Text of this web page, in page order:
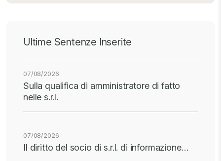
Ultime Sentenze Inserite
07/08/2026
Sulla qualifica di amministratore di fatto
nelle s.r.l.
07/08/2026
Il diritto del socio di s.r.l. di informazione…